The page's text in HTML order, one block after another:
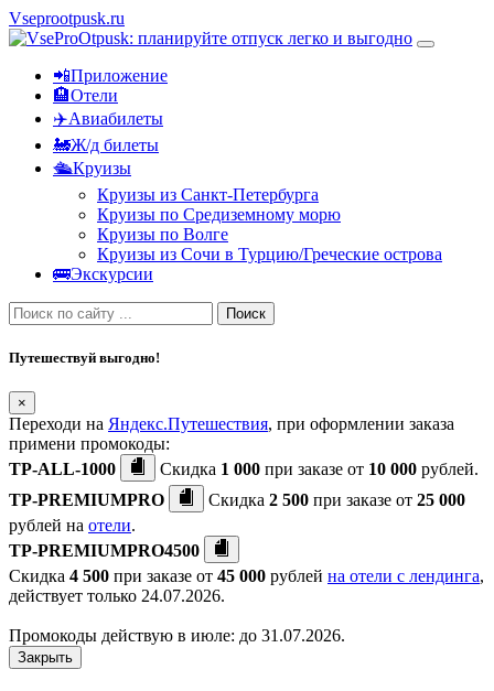
Vseprootpusk.ru
📲Приложение
🏨Отели
✈️Авиабилеты
🚂Ж/д билеты
🛳Круизы
Круизы из Санкт-Петербурга
Круизы по Средиземному морю
Круизы по Волге
Круизы из Сочи в Турцию/Греческие острова
🚌Экскурсии
Поиск
Путешествуй выгодно!
×
Переходи на Яндекс.Путешествия, при оформлении заказа
примени промокоды:
TP-ALL-1000
Скидка 1 000 при заказе от 10 000 рублей.
TP-PREMIUMPRO
Скидка 2 500 при заказе от 25 000
рублей на отели.
TP-PREMIUMPRO4500
Скидка 4 500 при заказе от 45 000 рублей на отели с лендинга,
действует только 24.07.2026.
Промокоды действую в июле: до 31.07.2026.
Закрыть